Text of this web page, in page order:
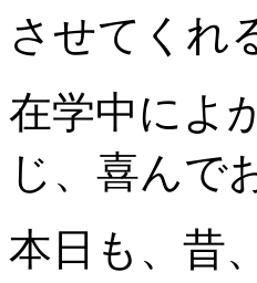
させてくれ
在学中によ
じ、喜んで
本日も、昔